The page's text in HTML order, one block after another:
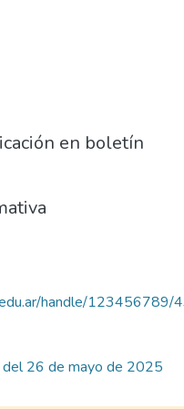
en boletín
handle/123456789/
26 de mayo de 2025